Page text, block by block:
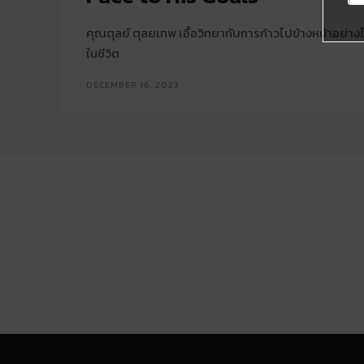
คุณตุลย์ ตุลยเทพ เอื้อวิทยากับการก้าวไปข้างหน้าอย่า
ในชีวิต
DECEMBER 16, 2023